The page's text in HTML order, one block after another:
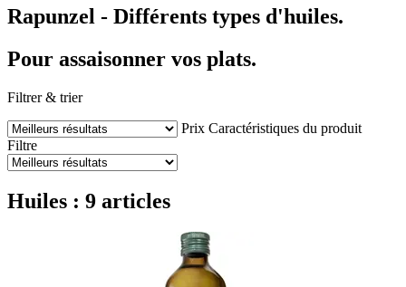
Rapunzel - Différents types d'huiles.
Pour assaisonner vos plats.
Filtrer & trier
Prix Caractéristiques du produit
Filtre
Huiles : 9 articles